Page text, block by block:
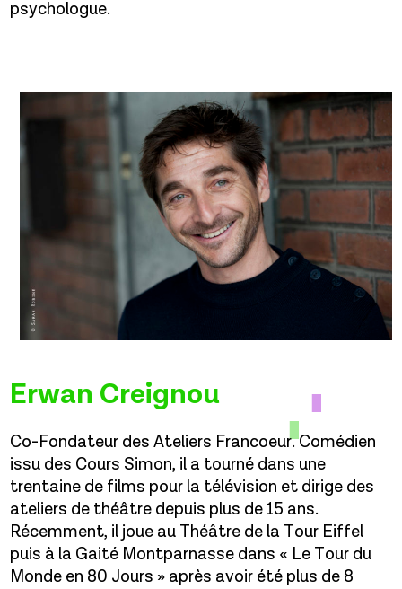
psychologue.
Erwan Creignou
Co-Fondateur des Ateliers Francoeur. Comédien
issu des Cours Simon, il a tourné dans une
trentaine de films pour la télévision et dirige des
ateliers de théâtre depuis plus de 15 ans.
Récemment, il joue au Théâtre de la Tour Eiffel
puis à la Gaité Montparnasse dans « Le Tour du
Monde en 80 Jours » après avoir été plus de 8